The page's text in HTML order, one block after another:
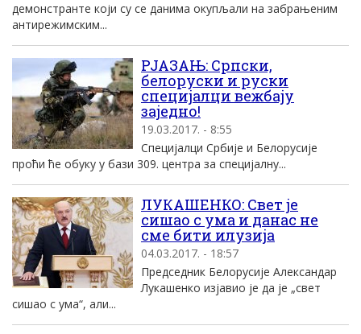
демонстранте који су се данима окупљали на забрањеним
антирежимским...
РЈАЗАЊ: Српски,
белоруски и руски
специјалци вежбају
заједно!
19.03.2017. - 8:55
Специјалци Србије и Белорусије
проћи ће обуку у бази 309. центра за специјалну...
ЛУКАШЕНКО: Свет је
сишао с ума и данас не
сме бити илузија
04.03.2017. - 18:57
Председник Белорусије Александар
Лукашенко изјавио је да је „свет
сишао с ума“, али...